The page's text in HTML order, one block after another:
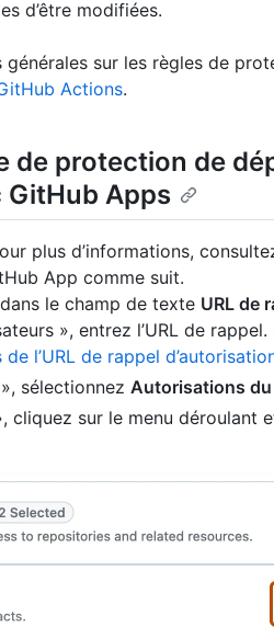
d’être modifiées.
sur les règles de
Actions.
de protection de
Apps
plus d’informations,
App comme suit.
le champ de texte URL de
», entrez l’URL de rappel.
l’URL de rappel
sélectionnez Autorisations
cliquez sur le menu déroulant